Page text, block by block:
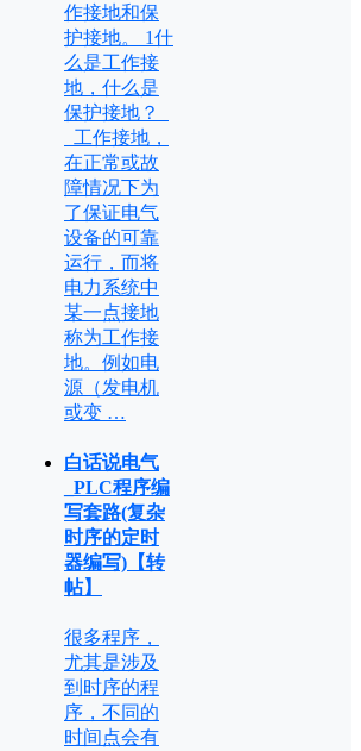
作接地和保
护接地。 1什
么是工作接
地，什么是
保护接地？
工作接地，
在正常或故
障情况下为
了保证电气
设备的可靠
运行，而将
电力系统中
某一点接地
称为工作接
地。例如电
源（发电机
或变 …
白话说电气
_PLC程序编
写套路(复杂
时序的定时
器编写)【转
帖】
很多程序，
尤其是涉及
到时序的程
序，不同的
时间点会有